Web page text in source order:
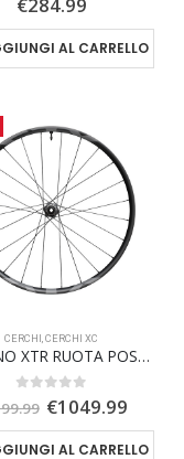
€284.99
AL CARRELLO
CERCHI ,CERCHI XC
SHIMANO XTR RUOTA POSTERIORE 29 148X12 MM XC
Su 5
Il
originale
€1049.99
AL CARRELLO